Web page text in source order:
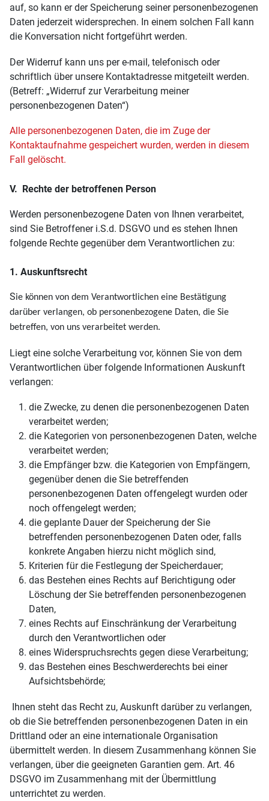
auf, so kann er der Speicherung seiner personenbezogenen
Daten jederzeit widersprechen. In einem solchen Fall kann
die Konversation nicht fortgeführt werden.
Der Widerruf kann uns per e-mail, telefonisch oder
schriftlich über unsere Kontaktadresse mitgeteilt werden.
(Betreff: „Widerruf zur Verarbeitung meiner
personenbezogenen Daten“)
Alle personenbezogenen Daten, die im Zuge der
Kontaktaufnahme gespeichert wurden, werden in diesem
Fall gelöscht.
V. Rechte der betroffenen Person
Werden personenbezogene Daten von Ihnen verarbeitet,
sind Sie Betroffener i.S.d. DSGVO und es stehen Ihnen
folgende Rechte gegenüber dem Verantwortlichen zu:
1. Auskunftsrecht
Sie können von dem Verantwortlichen eine Bestätigung
darüber verlangen, ob personenbezogene Daten, die Sie
betreffen, von uns verarbeitet werden.
Liegt eine solche Verarbeitung vor, können Sie von dem
Verantwortlichen über folgende Informationen Auskunft
verlangen:
die Zwecke, zu denen die personenbezogenen Daten
verarbeitet werden;
die Kategorien von personenbezogenen Daten, welche
verarbeitet werden;
die Empfänger bzw. die Kategorien von Empfängern,
gegenüber denen die Sie betreffenden
personenbezogenen Daten offengelegt wurden oder
noch offengelegt werden;
die geplante Dauer der Speicherung der Sie
betreffenden personenbezogenen Daten oder, falls
konkrete Angaben hierzu nicht möglich sind,
Kriterien für die Festlegung der Speicherdauer;
das Bestehen eines Rechts auf Berichtigung oder
Löschung der Sie betreffenden personenbezogenen
Daten,
eines Rechts auf Einschränkung der Verarbeitung
durch den Verantwortlichen oder
eines Widerspruchsrechts gegen diese Verarbeitung;
das Bestehen eines Beschwerderechts bei einer
Aufsichtsbehörde;
Ihnen steht das Recht zu, Auskunft darüber zu verlangen,
ob die Sie betreffenden personenbezogenen Daten in ein
Drittland oder an eine internationale Organisation
übermittelt werden. In diesem Zusammenhang können Sie
verlangen, über die geeigneten Garantien gem. Art. 46
DSGVO im Zusammenhang mit der Übermittlung
unterrichtet zu werden.